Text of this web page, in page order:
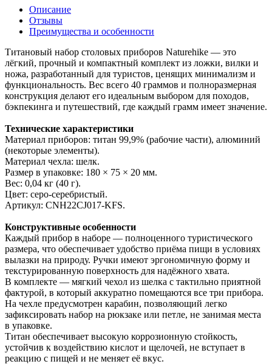
Описание
Отзывы
Преимущества и особенности
Титановый набор столовых приборов Naturehike — это
лёгкий, прочный и компактный комплект из ложки, вилки и
ножа, разработанный для туристов, ценящих минимализм и
функциональность. Вес всего 40 граммов и полноразмерная
конструкция делают его идеальным выбором для походов,
бэкпекинга и путешествий, где каждый грамм имеет значение.
Технические характеристики
Материал приборов: титан 99,9% (рабочие части), алюминий
(некоторые элементы).
Материал чехла: шелк.
Размер в упаковке: 180 × 75 × 20 мм.
Вес: 0,04 кг (40 г).
Цвет: серо-серебристый.
Артикул: CNH22CJ017-KFS.
Конструктивные особенности
Каждый прибор в наборе — полноценного туристического
размера, что обеспечивает удобство приёма пищи в условиях
вылазки на природу. Ручки имеют эргономичную форму и
текстурированную поверхность для надёжного хвата.
В комплекте — мягкий чехол из шелка с тактильно приятной
фактурой, в который аккуратно помещаются все три прибора.
На чехле предусмотрен карабин, позволяющий легко
зафиксировать набор на рюкзаке или петле, не занимая места
в упаковке.
Титан обеспечивает высокую коррозионную стойкость,
устойчив к воздействию кислот и щелочей, не вступает в
реакцию с пищей и не меняет её вкус.